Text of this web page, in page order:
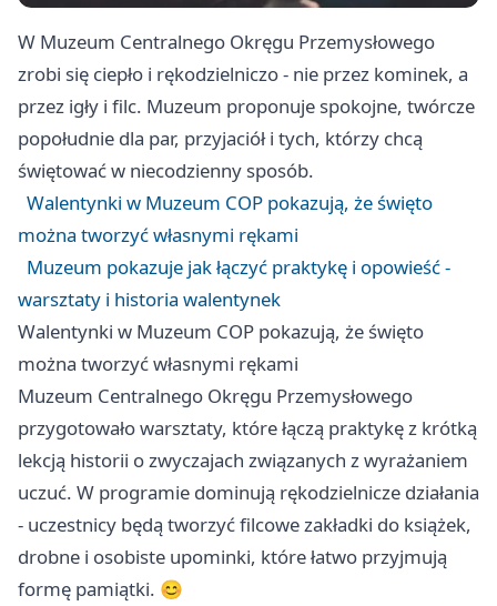
W Muzeum Centralnego Okręgu Przemysłowego
zrobi się ciepło i rękodzielniczo - nie przez kominek, a
przez igły i filc. Muzeum proponuje spokojne, twórcze
popołudnie dla par, przyjaciół i tych, którzy chcą
świętować w niecodzienny sposób.
Walentynki w Muzeum COP pokazują, że święto
można tworzyć własnymi rękami
Muzeum pokazuje jak łączyć praktykę i opowieść -
warsztaty i historia walentynek
Walentynki w Muzeum COP pokazują, że święto
można tworzyć własnymi rękami
Muzeum Centralnego Okręgu Przemysłowego
przygotowało warsztaty, które łączą praktykę z krótką
lekcją historii o zwyczajach związanych z wyrażaniem
uczuć. W programie dominują rękodzielnicze działania
- uczestnicy będą tworzyć filcowe zakładki do książek,
drobne i osobiste upominki, które łatwo przyjmują
formę pamiątki. 😊